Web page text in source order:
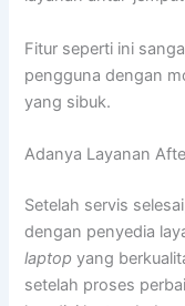
Fitur seperti ini
pengguna dengan
yang sibuk.
Adanya Layanan
Setelah servis
dengan penyedia
laptop yang
setelah proses